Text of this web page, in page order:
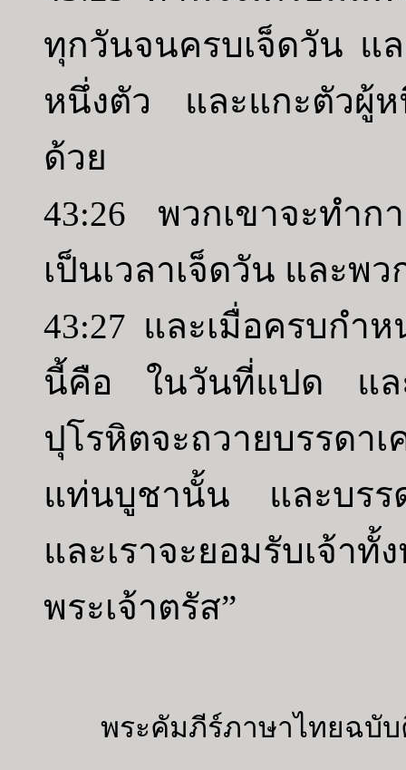
ทุกวันจนครบเจ็ดวัน แ
หนึ่งตัว และแกะตัวผู้ห
ด้วย
43:26 พวกเขาจะทำก
เป็นเวลาเจ็ดวัน และพ
43:27 และเมื่อครบกำ
นี้คือ ในวันที่แปด แล
ปุโรหิตจะถวายบรรดาเ
แท่นบูชานั้น และบรรด
และเราจะยอมรับเจ้
พระเจ้าตรัส”
พระคัมภีร์ภาษาไทยฉบับ